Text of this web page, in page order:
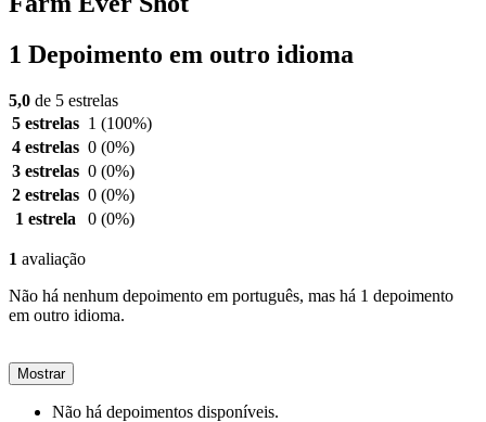
1 Depoimento em outro idioma
5,0 de 5 estrelas
5 estrelas 1 (100%)
4 estrelas 0 (0%)
3 estrelas 0 (0%)
2 estrelas 0 (0%)
1 estrela
0 (0%)
1 avaliação
Não há nenhum depoimento em português, mas há 1 depoimento
em outro idioma.
Mostrar
Não há depoimentos disponíveis.